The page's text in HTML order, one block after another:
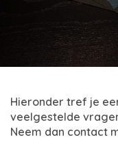
Hieronder tref je
veelgestelde
Neem dan contact